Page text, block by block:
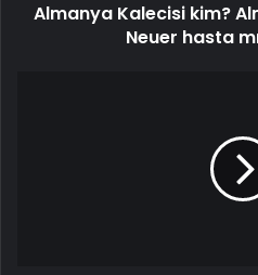
Almanya Kalecisi kim?
Neuer hasta